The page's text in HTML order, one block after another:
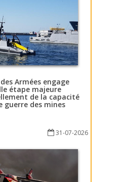
Armées engage
étape majeure
de la capacité
guerre des mines
31-07-2026